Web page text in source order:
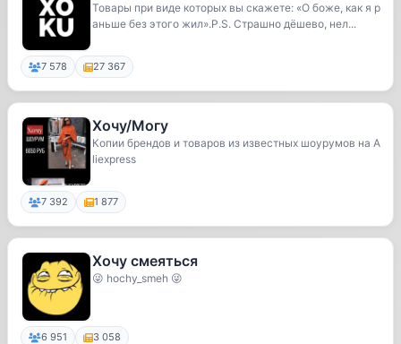
Товары при виде которых вы скажете: «О боже, как я р
аньше без этого жил».P.S. Страшно дёшево, нел...
7 578 27 367
Хочу/Могу
Копии брендов и товаров из известных шоурумов на A
liexpress
7 392 1 877
Хочу смеяться
😜 hochy_smeh 😜
6 951 3 058